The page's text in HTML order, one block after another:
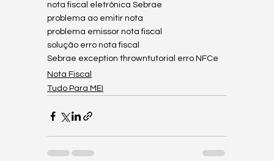
nota fiscal eletrônica Sebrae
problema ao emitir nota
problema emissor nota fiscal
solução erro nota fiscal
Sebrae exception throwntutorial erro NFCe
Nota Fiscal
Tudo Para MEI